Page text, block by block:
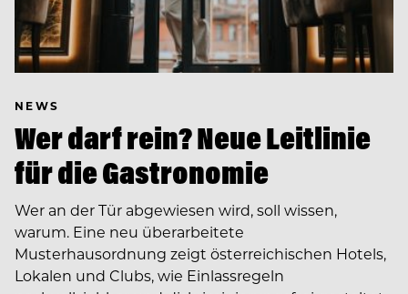
NEWS
Wer darf rein? Neue Leitlinie
für die Gastronomie
Wer an der Tür abgewiesen wird, soll wissen,
warum. Eine neu überarbeitete
Musterhausordnung zeigt österreichischen Hotels,
Lokalen und Clubs, wie Einlassregeln